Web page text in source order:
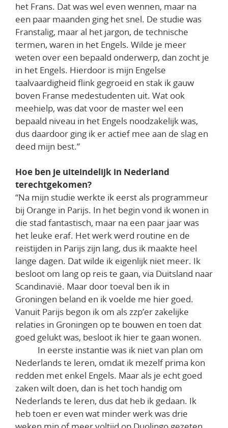
het Frans. Dat was wel even wennen, maar na
een paar maanden ging het snel. De studie was
Franstalig, maar al het jargon, de technische
termen, waren in het Engels. Wilde je meer
weten over een bepaald onderwerp, dan zocht je
in het Engels. Hierdoor is mijn Engelse
taalvaardigheid flink gegroeid en stak ik gauw
boven Franse medestudenten uit. Wat ook
meehielp, was dat voor de master wel een
bepaald niveau in het Engels noodzakelijk was,
dus daardoor ging ik er actief mee aan de slag en
deed mijn best.”
Hoe ben je uiteindelijk in Nederland
terechtgekomen?
“Na mijn studie werkte ik eerst als programmeur
bij Orange in Parijs. In het begin vond ik wonen in
die stad fantastisch, maar na een paar jaar was
het leuke eraf. Het werk werd routine en de
reistijden in Parijs zijn lang, dus ik maakte heel
lange dagen. Dat wilde ik eigenlijk niet meer. Ik
besloot om lang op reis te gaan, via Duitsland naar
Scandinavië. Maar door toeval ben ik in
Groningen beland en ik voelde me hier goed.
Vanuit Parijs begon ik om als zzp’er zakelijke
relaties in Groningen op te bouwen en toen dat
goed gelukt was, besloot ik hier te gaan wonen.
In eerste instantie was ik niet van plan om
Nederlands te leren, omdat ik mezelf prima kon
redden met enkel Engels. Maar als je echt goed
zaken wilt doen, dan is het toch handig om
Nederlands te leren, dus dat heb ik gedaan. Ik
heb toen er even wat minder werk was drie